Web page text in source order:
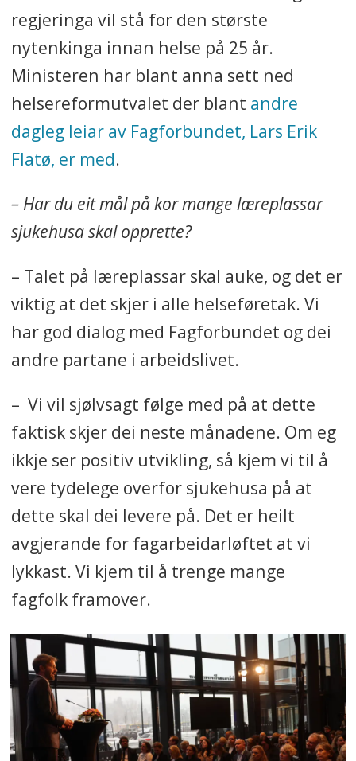
regjeringa vil stå for den største
nytenkinga innan helse på 25 år.
Ministeren har blant anna sett ned
helsereformutvalet der blant andre
dagleg leiar av Fagforbundet, Lars Erik
Flatø, er med.
– Har du eit mål på kor mange læreplassar
sjukehusa skal opprette?
– Talet på læreplassar skal auke, og det er
viktig at det skjer i alle helseføretak. Vi
har god dialog med Fagforbundet og dei
andre partane i arbeidslivet.
– Vi vil sjølvsagt følge med på at dette
faktisk skjer dei neste månadene. Om eg
ikkje ser positiv utvikling, så kjem vi til å
vere tydelege overfor sjukehusa på at
dette skal dei levere på. Det er heilt
avgjerande for fagarbeidarløftet at vi
lykkast. Vi kjem til å trenge mange
fagfolk framover.